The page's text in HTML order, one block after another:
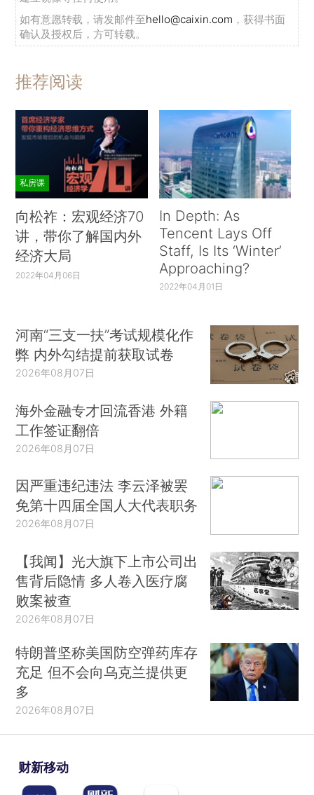
如有意愿转载，请发邮件至hello@caixin.com ，获得书面
确认及授权后，方可转载。
推荐阅读
私房课
向松祚：宏观经济70
讲，带你了解国内外
经济大局
2022年04月06日
In Depth: As
Tencent Lays Off
Staff, Is Its ‘Winter’
Approaching?
2022年04月01日
河南“三支一扶”考试规模化作
弊 内外勾结提前获取试卷
2026年08月07日
海外金融专才回流香港 外籍
工作签证翻倍
2026年08月07日
因严重违纪违法 李云泽被罢
免第十四届全国人大代表职务
2026年08月07日
【我闻】光大旗下上市公司出
售背后隐情 多人卷入医疗腐
败案被查
2026年08月07日
特朗普坚称美国防空弹药库存
充足 但不会向乌克兰提供更
多
2026年08月07日
财新移动